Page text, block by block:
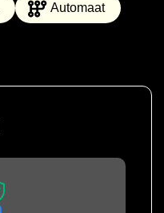
Automaat